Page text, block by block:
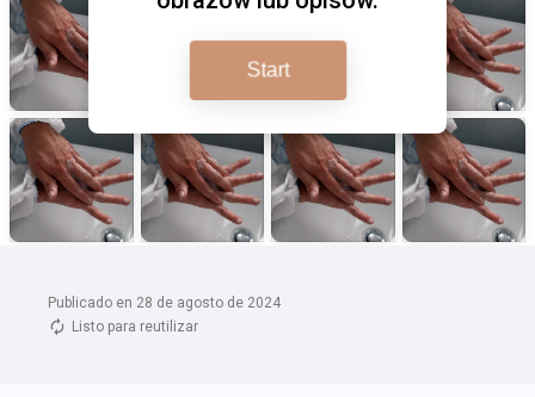
Publicado en 28 de agosto de 2024
Listo para reutilizar